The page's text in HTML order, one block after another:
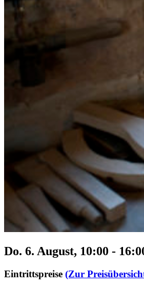
Do. 6. August, 10:00 -
Eintrittspreise (Zur